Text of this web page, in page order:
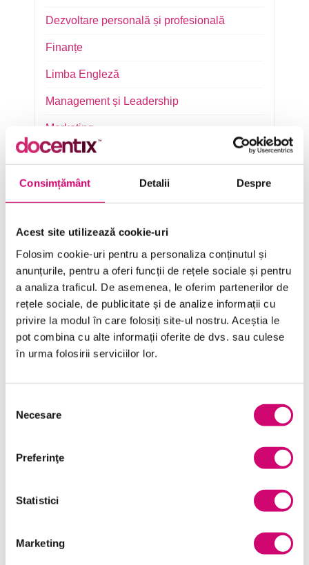
Consimțământ Detalii Despre
Acest site utilizează cookie-uri
Folosim cookie-uri pentru a personaliza conținutul și
anunțurile, pentru a oferi funcții de rețele sociale și pentru
a analiza traficul. De asemenea, le oferim partenerilor de
rețele sociale, de publicitate și de analize informații cu
privire la modul în care folosiți site-ul nostru. Aceștia le
pot combina cu alte informații oferite de dvs. sau culese
în urma folosirii serviciilor lor.
consimțământului
Necesare
Preferinţe
Statistici
Marketing
Dezvoltare personală și profesională
Finanțe
Limba Engleză
Management și Leadership
Marketing
Microsoft Office
Project Management
Serviciul clienți
Transformare Digitală
Vânzări și negocieri